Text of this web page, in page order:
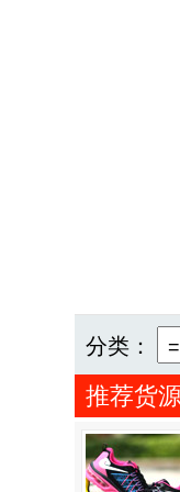
分类：
推荐货